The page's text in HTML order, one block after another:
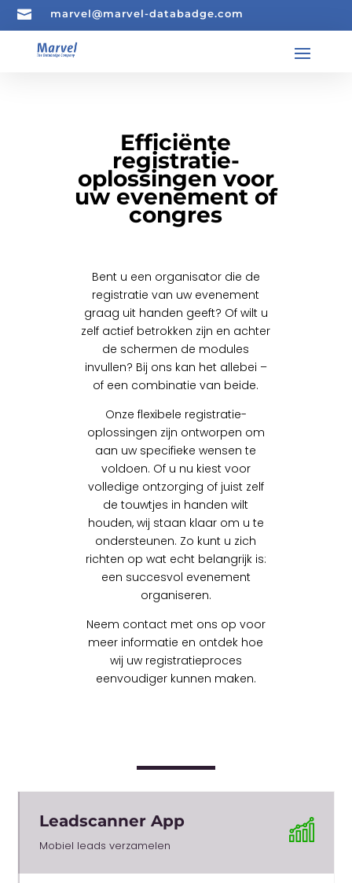
 marvel@marvel-databadge.com
Efficiënte
registratie-
oplossingen voor
uw evenement of
congres
Bent u een organisator die de
registratie van uw evenement
graag uit handen geeft? Of wilt u
zelf actief betrokken zijn en achter
de schermen de modules
invullen? Bij ons kan het allebei –
of een combinatie van beide.
Onze flexibele registratie-
oplossingen zijn ontworpen om
aan uw specifieke wensen te
voldoen. Of u nu kiest voor
volledige ontzorging of juist zelf
de touwtjes in handen wilt
houden, wij staan klaar om u te
ondersteunen. Zo kunt u zich
richten op wat echt belangrijk is:
een succesvol evenement
organiseren.
Neem contact met ons op voor
meer informatie en ontdek hoe
wij uw registratieproces
eenvoudiger kunnen maken.
Leadscanner App
Mobiel leads verzamelen